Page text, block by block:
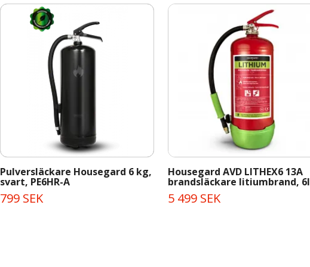
Pulversläckare Housegard 6 kg,
svart, PE6HR-A
799 SEK
Housegard AVD LITHEX6 13A
brandsläckare litiumbrand, 6l
5 499 SEK